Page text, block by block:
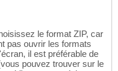
le format ZIP, car
pas ouvrir les formats
il est préférable de
pouvez trouver sur le